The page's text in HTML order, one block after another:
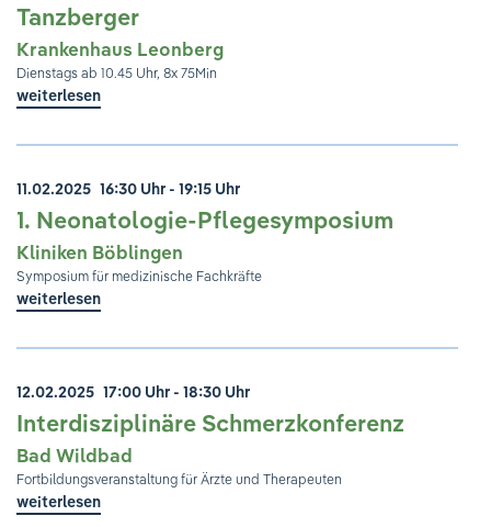
Tanzberger
Krankenhaus Leonberg
Dienstags ab 10.45 Uhr, 8x 75Min
weiterlesen
11.02.2025 16:30 Uhr - 19:15 Uhr
1. Neonatologie-Pflegesymposium
Kliniken Böblingen
Symposium für medizinische Fachkräfte
weiterlesen
12.02.2025 17:00 Uhr - 18:30 Uhr
Interdisziplinäre Schmerzkonferenz
Bad Wildbad
Fortbildungsveranstaltung für Ärzte und Therapeuten
weiterlesen